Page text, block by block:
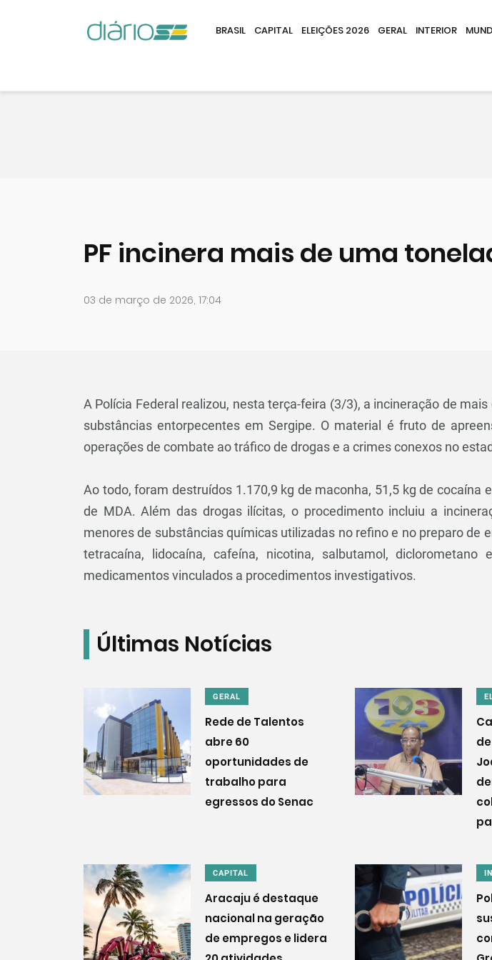
BRASIL CAPITAL ELEIÇÕES 2026 GERAL INTERIOR
PF incinera mais de uma
03 de março de 2026, 17:04
A Polícia Federal realizou, nesta terça-feira (3/3), a incineração de
substâncias entorpecentes em Sergipe. O material é fruto de
operações de combate ao tráfico de drogas e a crimes conexos no
Ao todo, foram destruídos 1.170,9 kg de maconha, 51,5 kg de cocaína
de MDA. Além das drogas ilícitas, o procedimento incluiu a
menores de substâncias químicas utilizadas no refino e no preparo de
tetracaína, lidocaína, cafeína, nicotina, salbutamol, diclorometano
medicamentos vinculados a procedimentos investigativos.
Últimas Notícias
GERAL
Rede de Talentos
abre 60
oportunidades de
trabalho para
egressos do Senac
CAPITAL
Aracaju é destaque
nacional na geração
de empregos e lidera